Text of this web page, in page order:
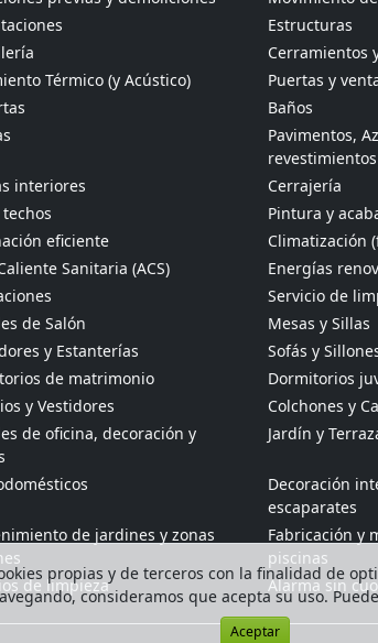
propias y de terceros con la finalidad de
consideramos que acepta su uso.
Aceptar
Estructuras
Cerramientos
Térmico (y Acústico)
Puertas y
Baños
Pavimentos,
revestimientos
interiores
Cerrajería
techos
Pintura y
eficiente
Climatización
Sanitaria (ACS)
Energías
Servicio de
de Salón
Mesas y Sillas
y Estanterías
Sofás y
de matrimonio
Dormitorios
y Vestidores
Colchones y
de oficina, decoración y
Jardín y
Decoración
escaparates
de jardines y zonas
Fabricación y
piscinas
de limpieza
Alarma sin